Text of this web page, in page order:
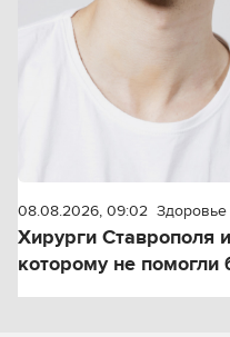
08.08.2026, 09:02 Здоровье
Хирурги Ставрополя
которому не помогли